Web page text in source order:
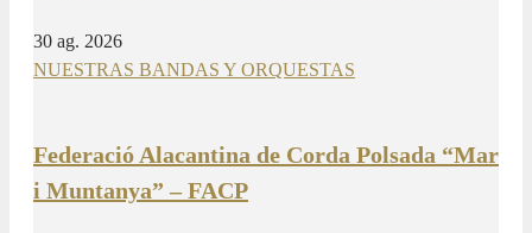
30 ag. 2026
NUESTRAS BANDAS Y ORQUESTAS
Federació Alacantina de Corda Polsada “Mar
i Muntanya” – FACP